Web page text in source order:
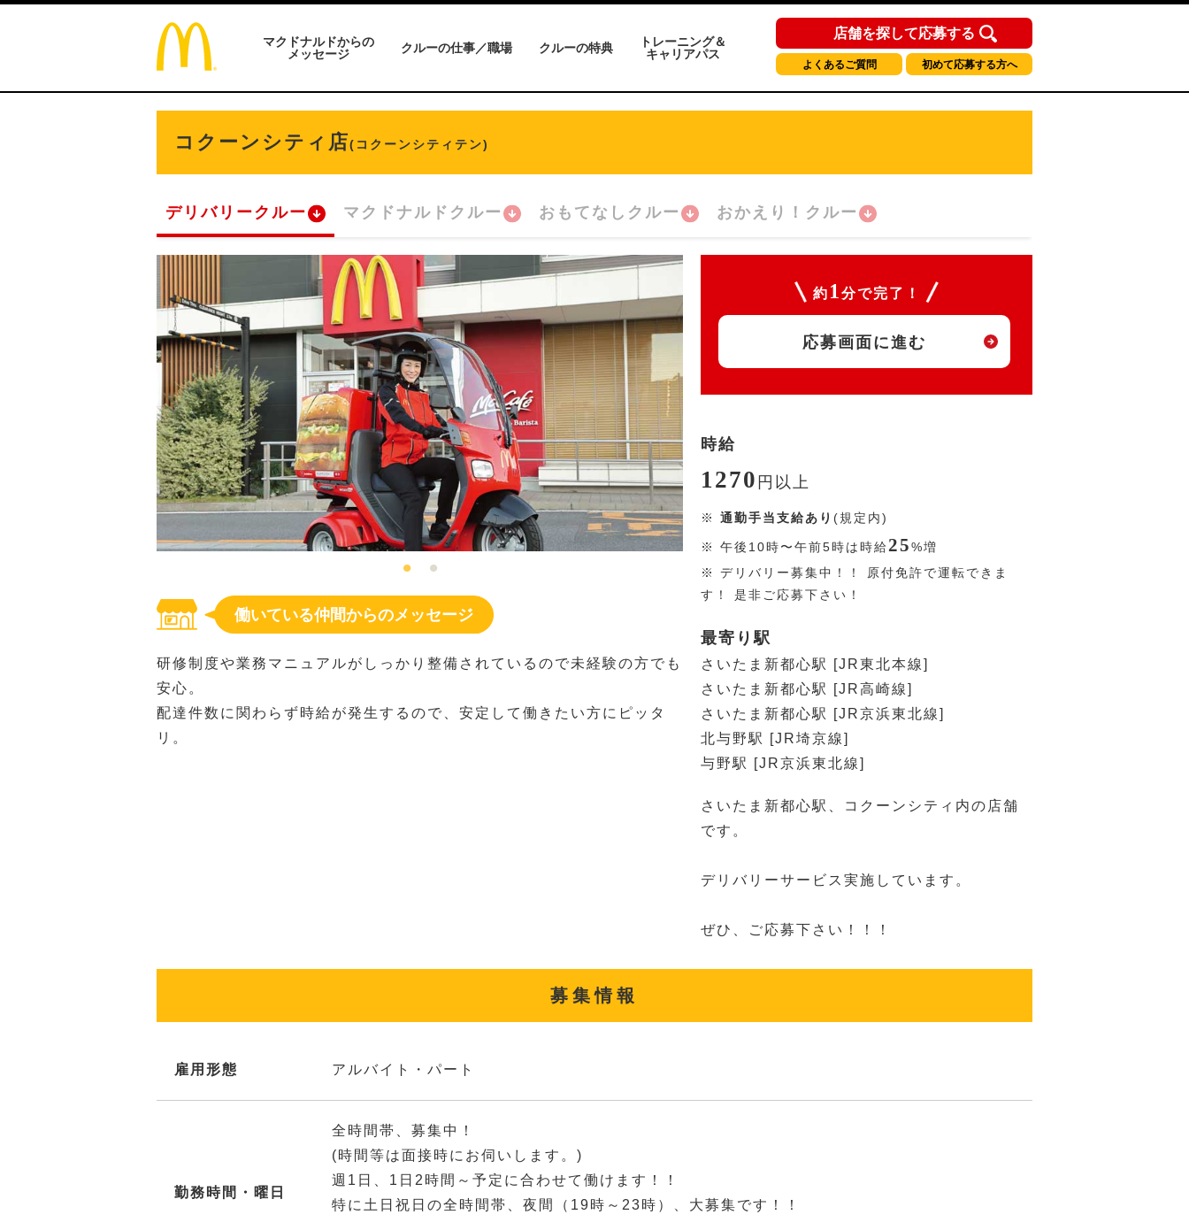
マクドナルドからの
メッセージ
クルーの仕事／職場 クルーの特典
トレーニング＆
キャリアパス
店舗を探して応募する
よくあるご質問 初めて応募する方へ
コクーンシティ店(コクーンシティテン)
デリバリークルー マクドナルドクルー おもてなしクルー おかえり！クルー
働いている仲間からのメッセージ
研修制度や業務マニュアルがしっかり整備されているので未経験の方でも
安心。
配達件数に関わらず時給が発生するので、安定して働きたい方にピッタ
リ。
約 1 分で完了！
応募画面に進む
時給
1270 円 以上
※ 通勤手当支給あり (規定内)
※ 午後10時〜午前5時は時給25%増
※ デリバリー募集中！！ 原付免許で運転できま
す！ 是非ご応募下さい！
最寄り駅
さいたま新都心駅 [JR東北本線]
さいたま新都心駅 [JR高崎線]
さいたま新都心駅 [JR京浜東北線]
北与野駅 [JR埼京線]
与野駅 [JR京浜東北線]
さいたま新都心駅、コクーンシティ内の店舗
です。
デリバリーサービス実施しています。
ぜひ、ご応募下さい！！！
募集情報
雇用形態 アルバイト・パート
勤務時間・曜日
全時間帯、募集中！
(時間等は面接時にお伺いします。)
週1日、1日2時間～予定に合わせて働けます！！
特に土日祝日の全時間帯、夜間（19時～23時）、大募集です！！